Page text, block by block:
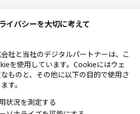
イバシーを大切に考えて
社と当社のデジタルパートナーは、こ
を使用しています。Cookieにはウェ
ものと、その他に以下の目的で使用さ
す。
状況を測定する